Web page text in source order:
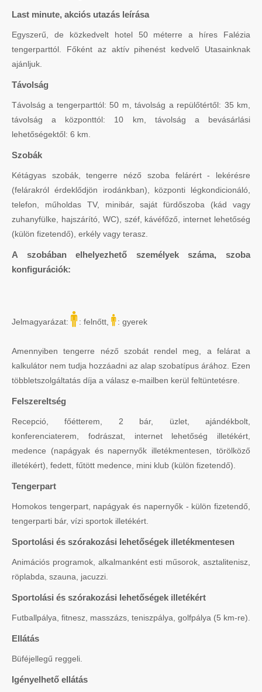
Last minute, akciós utazás leírása
Egyszerű, de közkedvelt hotel 50 méterre a híres Falézia
tengerparttól. Főként az aktív pihenést kedvelő Utasainknak
ajánljuk.
Távolság
Távolság a tengerparttól: 50 m, távolság a repülőtértől: 35 km,
távolság a központtól: 10 km, távolság a bevásárlási
lehetőségektől: 6 km.
Szobák
Kétágyas szobák, tengerre néző szoba felárért - lekérésre
(felárakról érdeklődjön irodánkban), központi légkondicionáló,
telefon, műholdas TV, minibár, saját fürdőszoba (kád vagy
zuhanyfülke, hajszárító, WC), széf, kávéfőző, internet lehetőség
(külön fizetendő), erkély vagy terasz.
A szobában elhelyezhető személyek száma, szoba
konfigurációk:
Jelmagyarázat: : felnőtt, : gyerek
Amennyiben tengerre néző szobát rendel meg, a felárat a
kalkulátor nem tudja hozzáadni az alap szobatípus árához. Ezen
többletszolgáltatás díja a válasz e-mailben kerül feltüntetésre.
Felszereltség
Recepció, főétterem, 2 bár, üzlet, ajándékbolt,
konferenciaterem, fodrászat, internet lehetőség illetékért,
medence (napágyak és napernyők illetékmentesen, törölköző
illetékért), fedett, fűtött medence, mini klub (külön fizetendő).
Tengerpart
Homokos tengerpart, napágyak és napernyők - külön fizetendő,
tengerparti bár, vízi sportok illetékért.
Sportolási és szórakozási lehetőségek illetékmentesen
Animációs programok, alkalmanként esti műsorok, asztalitenisz,
röplabda, szauna, jacuzzi.
Sportolási és szórakozási lehetőségek illetékért
Futballpálya, fitnesz, masszázs, teniszpálya, golfpálya (5 km-re).
Ellátás
Büféjellegű reggeli.
Igényelhető ellátás